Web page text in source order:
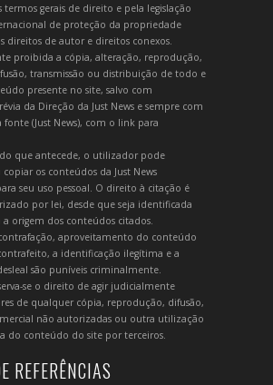
termos gerais de direito e pela legislação
de proteção da propriedade
direitos de autor e direitos conexos.
proibida a cópia, alteração, reprodução,
transmissão ou distribuição de todo e
presente no site, salvo com
da Direção da Just News e sempre com
(Just News), com o link para
que antecede, o utilizador pode
copiar os conteúdos da Just News
seu uso pessoal. O direito à citação é
por lei, desde que seja identificada
origem dos conteúdos citados.
aproveitamento do conteúdo
a identificação ilegítima e a
são puníveis criminalmente.
se o direito de agir judicialmente
de qualquer cópia, reprodução, difusão,
não autorizadas ou outra utilização
do conteúdo do site por terceiros.
REFERÊNCIAS